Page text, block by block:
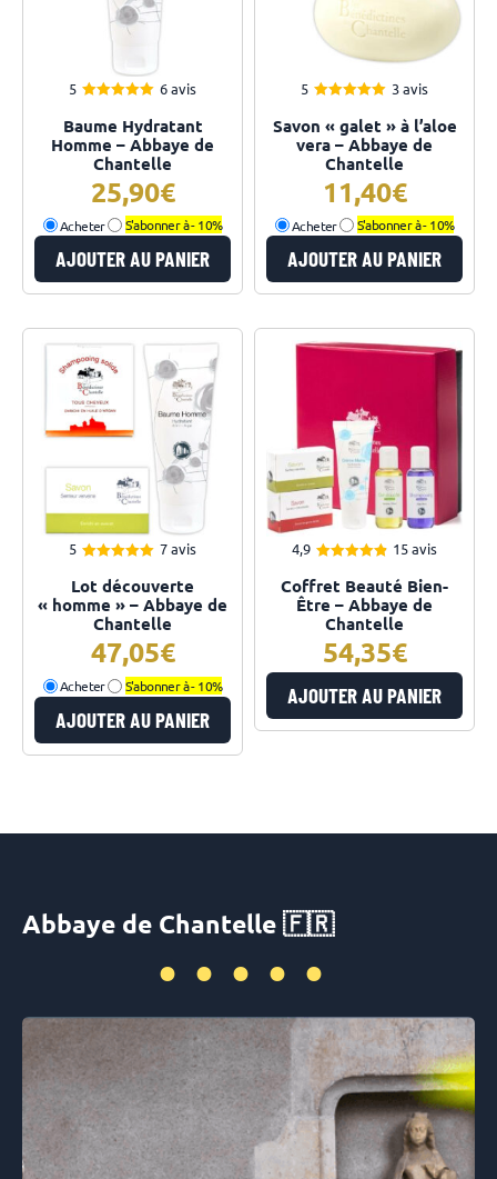
5
sur 5
6 avis
Baume Hydratant
Homme – Abbaye de
Chantelle
25,90
Acheter S'abonner à -10%
AJOUTER AU PANIER
5
sur 5
3 avis
Savon « galet » à l’aloe
vera – Abbaye de
Chantelle
11,40
Acheter S'abonner à -10%
AJOUTER AU PANIER
5
sur 5
7 avis
Lot découverte
« homme » – Abbaye de
Chantelle
47,05
Acheter S'abonner à -10%
AJOUTER AU PANIER
4,9
sur 5
15 avis
Coffret Beauté Bien-
Être – Abbaye de
Chantelle
54,35
AJOUTER AU PANIER
Abbaye de Chantelle 🇫🇷
•••••